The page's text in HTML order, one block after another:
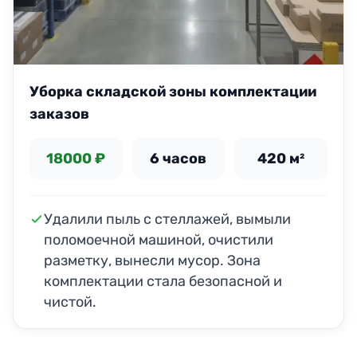
Уборка складской зоны комплектации
заказов
18000 ₽ 6 часов 420 м²
Удалили пыль с стеллажей, вымыли
поломоечной машиной, очистили
разметку, вынесли мусор. Зона
комплектации стала безопасной и
чистой.